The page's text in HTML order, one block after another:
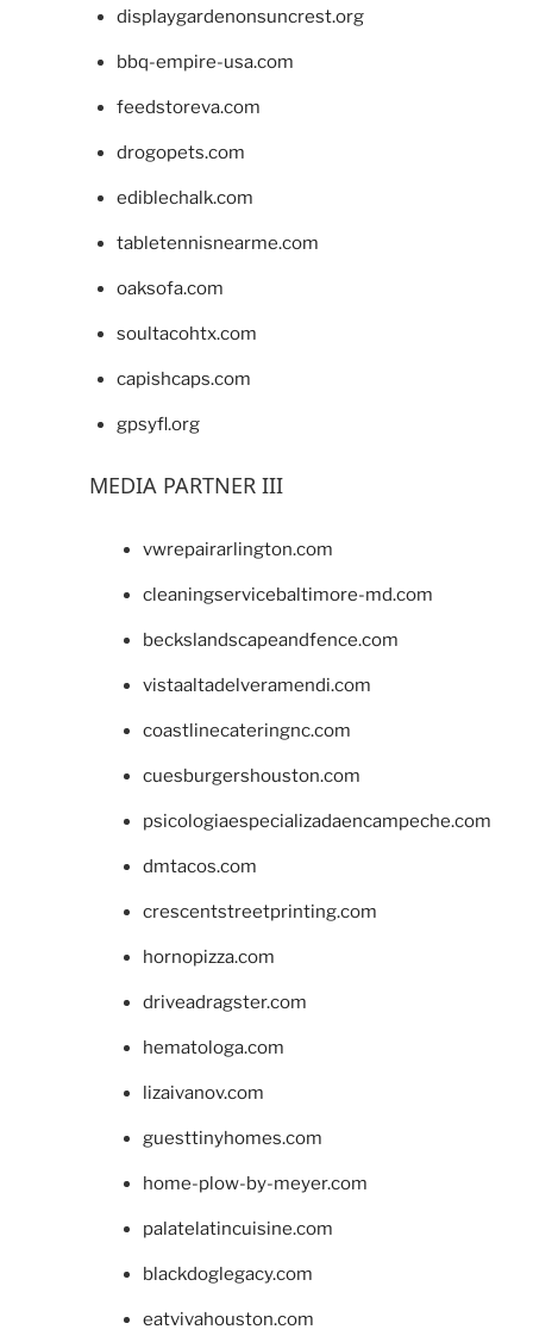
displaygardenonsuncrest.org
bbq-empire-usa.com
feedstoreva.com
drogopets.com
ediblechalk.com
tabletennisnearme.com
oaksofa.com
soultacohtx.com
capishcaps.com
gpsyfl.org
MEDIA PARTNER III
vwrepairarlington.com
cleaningservicebaltimore-md.com
beckslandscapeandfence.com
vistaaltadelveramendi.com
coastlinecateringnc.com
cuesburgershouston.com
psicologiaespecializadaencampeche.com
dmtacos.com
crescentstreetprinting.com
hornopizza.com
driveadragster.com
hematologa.com
lizaivanov.com
guesttinyhomes.com
home-plow-by-meyer.com
palatelatincuisine.com
blackdoglegacy.com
eatvivahouston.com